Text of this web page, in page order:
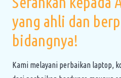
yang ahli dan
bidangnya!
Kami melayani perbaikan laptop,